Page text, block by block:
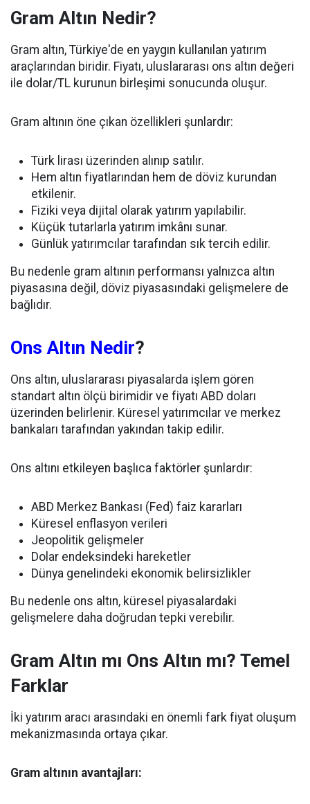
Gram Altın Nedir?
Gram altın, Türkiye'de en yaygın kullanılan yatırım
araçlarından biridir. Fiyatı, uluslararası ons altın değeri
ile dolar/TL kurunun birleşimi sonucunda oluşur.
Gram altının öne çıkan özellikleri şunlardır:
Türk lirası üzerinden alınıp satılır.
Hem altın fiyatlarından hem de döviz kurundan
etkilenir.
Fiziki veya dijital olarak yatırım yapılabilir.
Küçük tutarlarla yatırım imkânı sunar.
Günlük yatırımcılar tarafından sık tercih edilir.
Bu nedenle gram altının performansı yalnızca altın
piyasasına değil, döviz piyasasındaki gelişmelere de
bağlıdır.
Ons Altın Nedir?
Ons altın, uluslararası piyasalarda işlem gören
standart altın ölçü birimidir ve fiyatı ABD doları
üzerinden belirlenir. Küresel yatırımcılar ve merkez
bankaları tarafından yakından takip edilir.
Ons altını etkileyen başlıca faktörler şunlardır:
ABD Merkez Bankası (Fed) faiz kararları
Küresel enflasyon verileri
Jeopolitik gelişmeler
Dolar endeksindeki hareketler
Dünya genelindeki ekonomik belirsizlikler
Bu nedenle ons altın, küresel piyasalardaki
gelişmelere daha doğrudan tepki verebilir.
Gram Altın mı Ons Altın mı? Temel
Farklar
İki yatırım aracı arasındaki en önemli fark fiyat oluşum
mekanizmasında ortaya çıkar.
Gram altının avantajları: